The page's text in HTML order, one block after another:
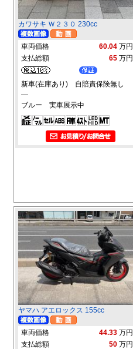
カワサキ Ｗ２３０ 230cc
車両価格 60.04 万円
支払総額
65 万円
新車(在庫あり) 自賠責保険無し
―
ブルー 実車展示中
ヤマハ アエロックス 155cc
車両価格 44.33 万円
支払総額
50 万円